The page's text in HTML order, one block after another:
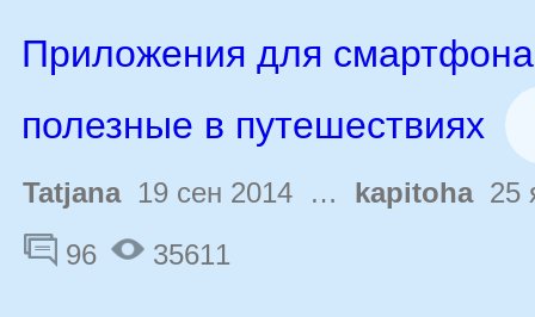
Приложения для
полезные в путешествиях
Tatjana19 сен 2014 … kapitoha25
96
35611